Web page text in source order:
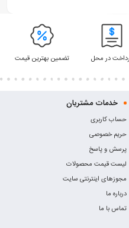
در محل تضمین بهترین قیمت
خدمات مشتریان
حساب کاربری
حریم خصوصی
پرسش و پاسخ
لیست قیمت محصولات
مجوزهای اینترنتی سایت
درباره ما
تماس با ما